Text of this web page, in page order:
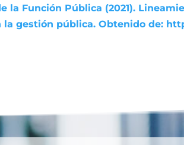
la Función Pública (2021).
gestión pública. Obtenido de: